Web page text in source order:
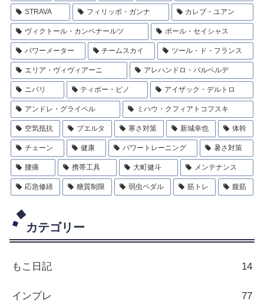
STRAVA フィリッポ・ガンナ カレブ・ユアン
ヴィクトール・カンペナールツ ポール・セイシャス
パワーメーター チームスカイ ツール・ド・フランス
エリア・ヴィヴィアーニ アレハンドロ・バルベルデ
ニバリ ティボー・ピノ アイザック・デルトロ
アンドレ・グライペル ミハウ・クフィアトコフスキ
空気抵抗 ブエルタ 寒さ対策 新城幸也 体幹
チェーン 健康 パワートレーニング 暑さ対策
腰痛 携帯工具 大町健斗 メンテナンス
応急修繕 糖質制限 弱虫ペダル 筋トレ 腹筋
カテゴリー
もこ日記 14
インプレ 77